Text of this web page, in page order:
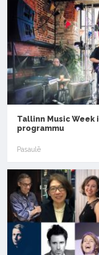
Tallinn Music
programmu
Pasaulē